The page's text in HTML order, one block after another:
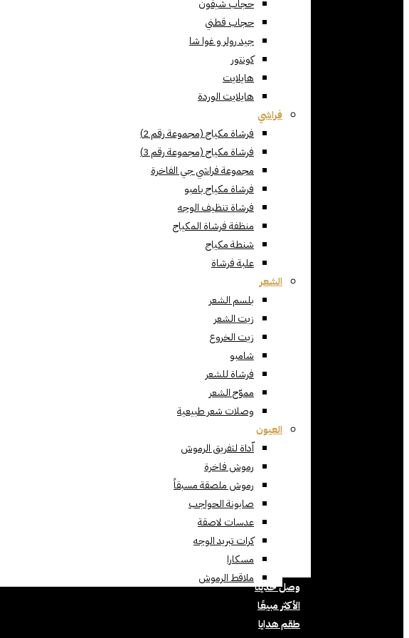
حجاب شيفون
حجاب قطني
جيد رولر و غوا شا
كونتور
هايلايت
هايلايت الوردة
فراشي
فرشاة مكياج (مجموعة رقم 2)
فرشاة مكياج (مجموعة رقم 3)
مجموعة فراشي جي الفاخرة
فرشاة مكياج بامبو
فرشاة تنظيف الوجه
منظفة فرشاة المكياج
شنطة مكياج
علبة فرشاة
الشعر
بلسم الشعر
زيت الشعر
زيت الخروع
شامبو
فرشاة للشعر
مموّج الشعر
وصلات شعر طبيعية
العيون
اّداة لتفريق الرموش
رموش فاخرة
رموش ملصقة مسبقاً
صابونة الحواجب
عدسات لاصقة
كرات تبريد الوجه
مسكارا
ملاقط الرموش
وصل حديثا
الأكثر مبيعًا
طقم هدايا